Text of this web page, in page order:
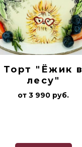
Торт "Ёжик в
лесу"
от 3 990 руб.